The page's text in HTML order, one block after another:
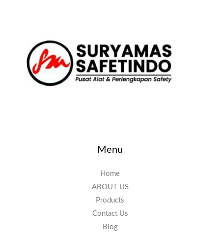
Menu
Home
ABOUT US
Products
Contact Us
Blog